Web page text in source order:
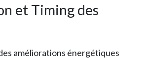
et Timing des
améliorations énergétiques